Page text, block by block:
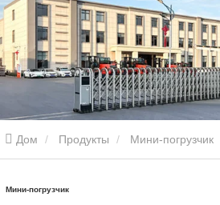
Дом Продукты Мини-погрузчик
Мини-погрузчик